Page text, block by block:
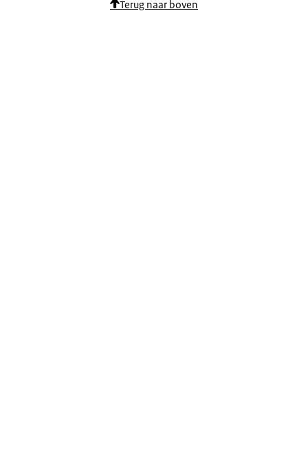
Terug naar boven